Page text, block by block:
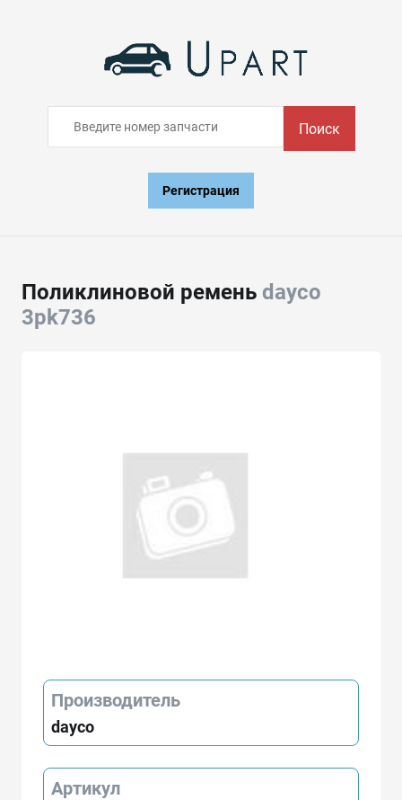
Поиск
Регистрация
Поликлиновой ремень dayco
3pk736
Производитель
dayco
Артикул